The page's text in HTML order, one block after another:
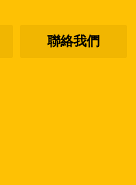
聯絡我們